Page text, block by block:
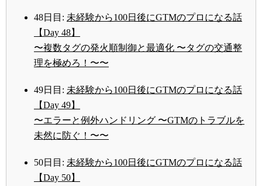
48日目: 未経験から100日後にGTMのプロになる話
【Day 48】
〜複数タグの発火順制御と最適化 〜タグの交通整
理を極めろ！〜〜
49日目: 未経験から100日後にGTMのプロになる話
【Day 49】
〜エラーと例外ハンドリング 〜GTMのトラブルを
未然に防ぐ！〜〜
50日目: 未経験から100日後にGTMのプロになる話
【Day 50】